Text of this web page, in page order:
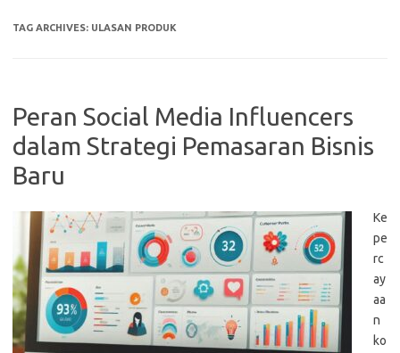
TAG ARCHIVES: ULASAN PRODUK
Peran Social Media Influencers
dalam Strategi Pemasaran Bisnis
Baru
Ke
pe
rc
ay
aa
n
ko